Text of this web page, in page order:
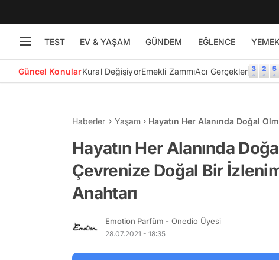
TEST EV & YAŞAM GÜNDEM EĞLENCE YEMEK
Güncel KonularKural DeğişiyorEmekli ZammıAcı Gerçekler
Haberler Yaşam
Hayatın Her Alanında Doğal
Hayatın Her Alanında
Çevrenize Doğal Bir
Anahtarı
Emotion Parfüm - Onedio Üyesi
28.07.2021 - 18:35